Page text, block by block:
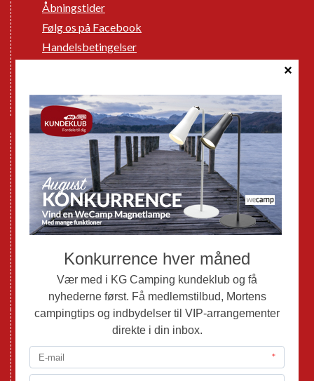
Åbningstider
Følg os på Facebook
Handelsbetingelser
GPDR - Optagelse af foto og video
Nye Campingvogne
Nye Autocampere og Vans
Brugte Campingvogne
Brugte Autocampere og Vans
Webshop
Mortens Campingtips
KG Camping Kundeklub
Nyheder
Adria
Adria Autocampere
Eriba